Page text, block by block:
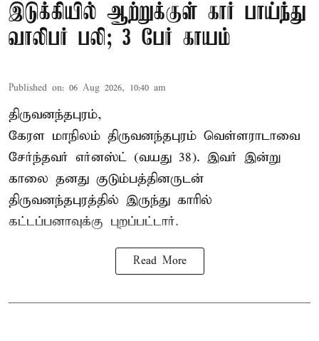
இடுக்கியில் ஆற்றுக்குள் கார் பாய்ந்து
வாலிபர் பலி; 3 பேர் காயம்
Published on: 06 Aug 2026, 10:40 am
திருவனந்தபுரம்,
கேரள மாநிலம் திருவனந்தபுரம் வெள்ளராடாவை
சேர்ந்தவர் எர்னஸ்ட் (வயது 38). இவர் இன்று
காலை தனது குடும்பத்தினருடன்
திருவனந்தபுரத்தில் இருந்து காரில்
கட்டப்பனாவுக்கு புறப்பட்டார்.
Read More